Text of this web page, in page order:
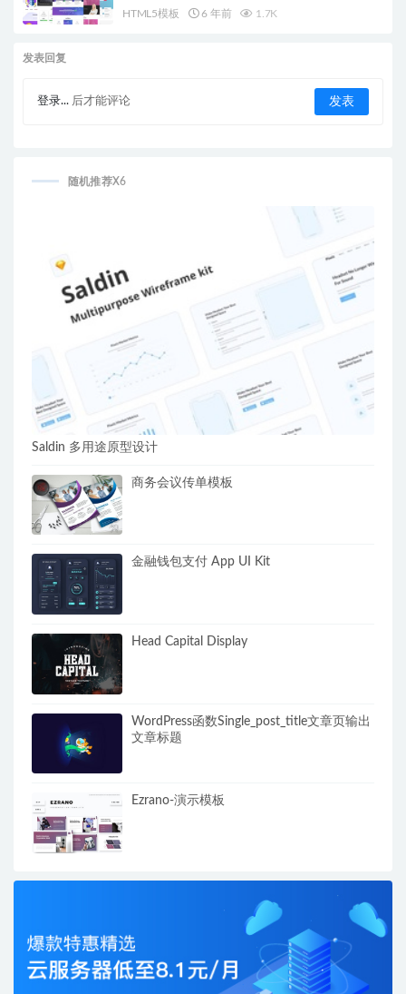
HTML5模板 6 年前 1.7K
发表回复
登录... 后才能评论
随机推荐X6
Saldin 多用途原型设计
商务会议传单模板
金融钱包支付 App UI Kit
Head Capital Display
WordPress函数Single_post_title文章页输出
文章标题
Ezrano-演示模板